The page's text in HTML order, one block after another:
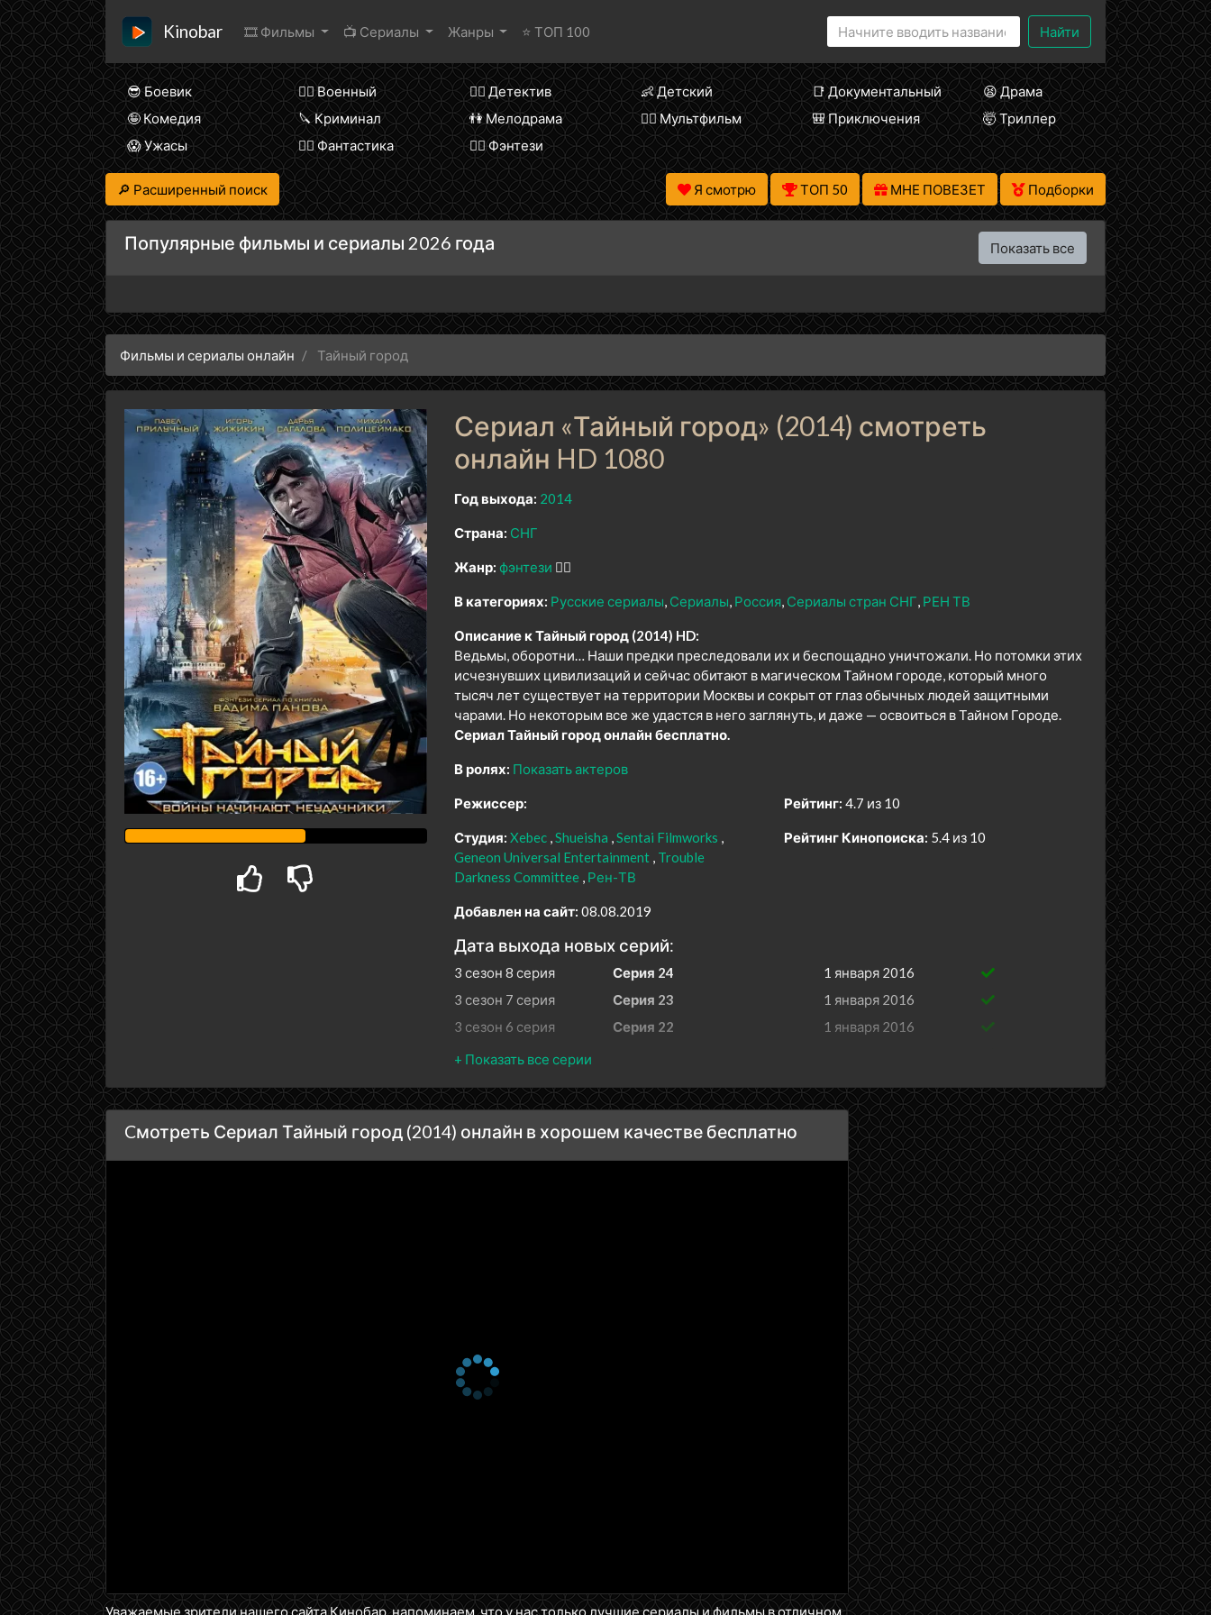
Kinobar 🎞 Фильмы 📺 Сериалы Жанры ⭐ ТОП 100 Найти
😎 Боевик 👨‍✈️ Военный 🕵️‍♂️ Детектив 👶 Детский 📑 Документальный
😫 Драма
🤪 Комедия
🔪 Криминал 👫 Мелодрама 🧚‍♀️ Мультфильм 🎒 Приключения
🤯 Триллер
😱 Ужасы
🧙‍♀️ Фантастика 🧝‍♂️ Фэнтези
🔎 Расширенный поиск Я смотрю ТОП 50 МНЕ ПОВЕЗЕТ Подборки
Популярные фильмы и сериалы 2026 года Показать все
Фильмы и сериалы онлайн Тайный город
Сериал «Тайный город» (2014) смотреть
онлайн HD 1080
Год выхода: 2014
Страна: СНГ
Жанр: фэнтези 🧝‍♂️
В категориях: Русские сериалы Сериалы Россия Сериалы стран СНГ РЕН ТВ
Описание к Тайный город (2014) HD:
Ведьмы, оборотни… Наши предки преследовали их и беспощадно уничтожали. Но потомки этих
исчезнувших цивилизаций и сейчас обитают в магическом Тайном городе, который много
тысяч лет существует на территории Москвы и сокрыт от глаз обычных людей защитными
чарами. Но некоторым все же удастся в него заглянуть, и даже — освоиться в Тайном Городе.
Сериал Тайный город онлайн бесплатно.
В ролях: Показать актеров
Режиссер:
Студия: Xebec Shueisha Sentai Filmworks
Geneon Universal Entertainment Trouble
Darkness Committee Рен-ТВ
Рейтинг: 4.7 из 10
Рейтинг Кинопоиска: 5.4 из 10
Добавлен на сайт: 08.08.2019
Дата выхода новых серий:
3 сезон 8 серия Серия 24
1 января 2016
3 сезон 7 серия
Серия 23
1 января 2016
3 сезон 6 серия
Серия 22
1 января 2016
3 сезон 5 серия
3 сезон 3 серия
Серия 19
1 января 2016
3 сезон 2 серия
Серия 18
1 января 2016
3 сезон 1 серия
Серия 17
1 января 2016
28 сентября 2014
28 сентября 2014
28 сентября 2014
28 сентября 2014
28 сентября 2014
28 сентября 2014
2 сезон 2 серия
28 сентября 2014
2 сезон 1 серия
28 сентября 2014
4 мая 2014
4 мая 2014
4 мая 2014
4 мая 2014
4 мая 2014
4 мая 2014
4 мая 2014
1 сезон 1 серия
Wars Are Started by Losers 4 мая 2014
Cмотреть Сериал Тайный город (2014) онлайн в хорошем качестве бесплатно
Уважаемые зрители нашего сайта Кинобар, напоминаем, что у нас только лучшие сериалы и фильмы в отличном